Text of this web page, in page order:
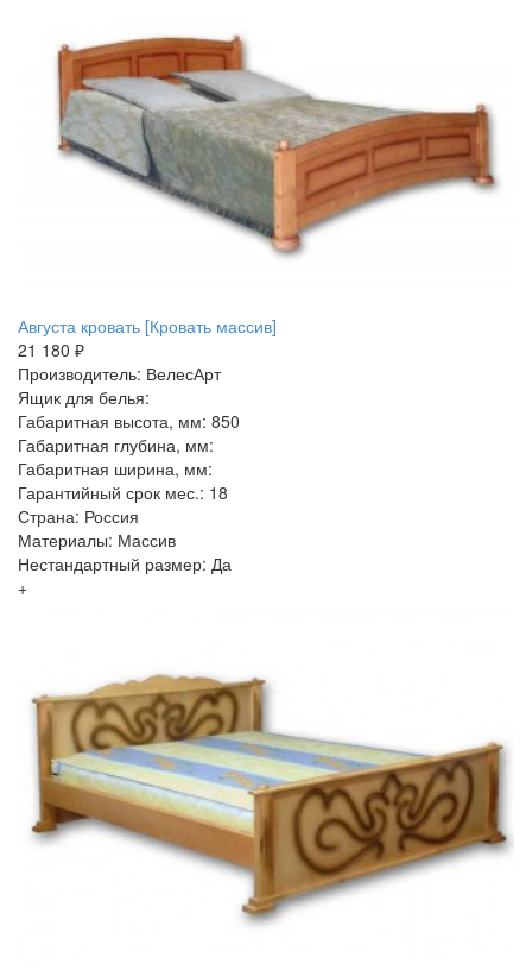
Августа кровать [Кровать массив]
21 180 ₽
Производитель: ВелесАрт
Ящик для белья:
Габаритная высота, мм: 850
Габаритная глубина, мм:
Габаритная ширина, мм:
Гарантийный срок мес.: 18
Страна: Россия
Материалы: Массив
Нестандартный размер: Да
+